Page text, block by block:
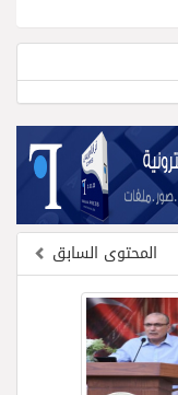
المحتوى السابق